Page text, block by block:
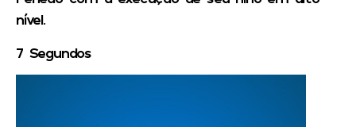
nível.
7 Segundos